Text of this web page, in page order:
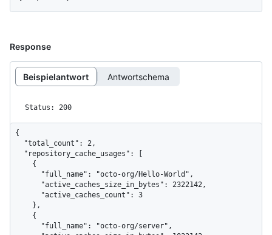
Response
Beispielantwort Antwortschema
Status: 200
{